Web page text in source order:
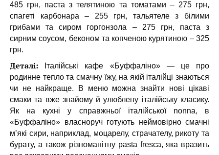
485 грн, паста з телятиною та томатами – 275 грн,
спагеті карбонара – 255 грн, тальятеле з білими
грибами та сиром горгонзола – 275 грн, паста з
сирним соусом, беконом та копченою курятиною – 325
грн.
Деталі: Італійські кафе «Буффаліно» — це про
родинне тепло та смачну їжу, на якій італійці знаються
чи не найкраще. В меню можна знайти нові цікаві
смаки та вже знайому й улюблену італійську класику.
Як на кухні у справжньої італійської nonna, в
«Буффаліно» власноруч готують неймовірно смачні
м’які сири, наприклад, моцарелу, страчателу, рикоту та
бурату, а також різноманітну pasta fresca, яка вразить